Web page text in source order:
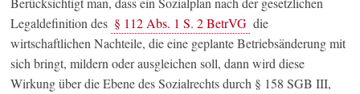
Legaldefinition des § 112 Abs. 1 S. 2 BetrVG die
wirtschaftlichen Nachteile, die eine geplante Betriebsänderung mit
sich bringt, mildern oder ausgleichen soll, dann wird diese
Wirkung über die Ebene des Sozialrechts durch § 158 SGB III,